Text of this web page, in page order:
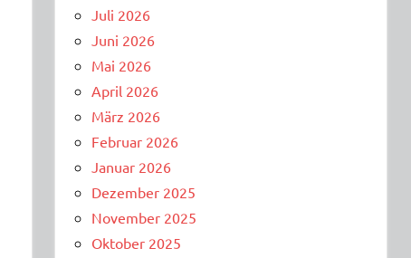
Juli 2026
Juni 2026
Mai 2026
April 2026
März 2026
Februar 2026
Januar 2026
Dezember 2025
November 2025
Oktober 2025